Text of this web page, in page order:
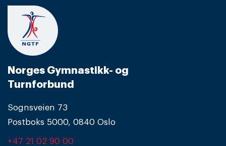
Norges Gymnastikk- og
Turnforbund
Sognsveien 73
Postboks 5000, 0840 Oslo
+47 21 02 90 00